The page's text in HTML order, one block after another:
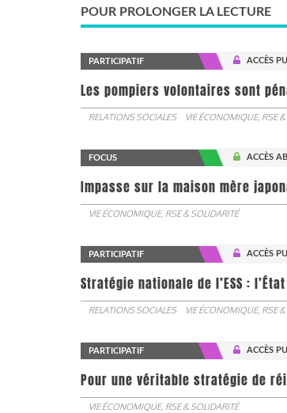
POUR PROLONGER LA LECTURE
PARTICIPATIF ACCÈS
Les pompiers volontaires sont
RELATIONS SOCIALES VIE ÉCONOMIQUE, RSE
FOCUS ACCÈS
Impasse sur la maison mère
VIE ÉCONOMIQUE, RSE & SOLIDARITÉ
PARTICIPATIF ACCÈS
Stratégie nationale de l’ESS :
RELATIONS SOCIALES VIE ÉCONOMIQUE, RSE
PARTICIPATIF ACCÈS
Pour une véritable stratégie de
VIE ÉCONOMIQUE, RSE & SOLIDARITÉ